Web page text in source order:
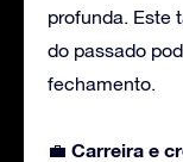
profunda. Este
do passado
fechamento.
💼 Carreira e